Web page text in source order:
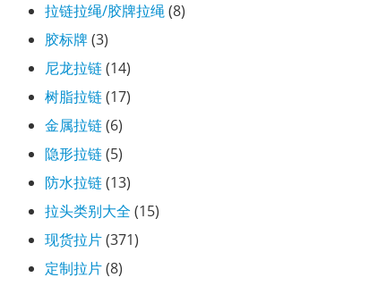
拉链拉绳/胶牌拉绳(8)
胶标牌(3)
尼龙拉链(14)
树脂拉链(17)
金属拉链(6)
隐形拉链(5)
防水拉链(13)
拉头类别大全 (15)
现货拉片(371)
定制拉片(8)